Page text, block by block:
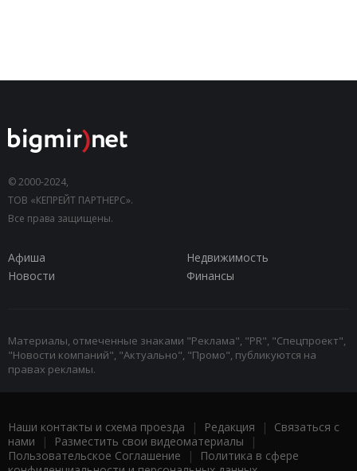
© 2000-2024,
ТОВ «КЕПРЕЙТ ПАРТНЕРС».
Все права защищены.
Афиша
Недвижимость
Новости
Финансы
Материалы, отмеченные знаками "Реклама", "PR", "Спецпроект",
"Новости компаний", "Актуально", "Промо", публикуются на
правах рекламы.
Наши контакты и схема проезда | Редакция | Связаться с
нами | Разместить свои видеоматериалы |
Пользовательское Соглашение |
Политика в сфере